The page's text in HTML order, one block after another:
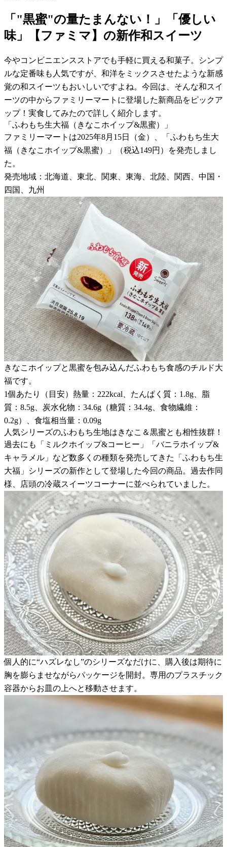
「"黒蜜"の量たまんない！」「優しい
味」【ファミマ】の新作和スイーツ
今やコンビニエンスストアでも手軽に買える和菓子。シンプ
ルな定番味も人気ですが、和洋をミックスさせたような新感
覚の和スイーツもおいしいですよね。今回は、そんな和スイ
ーツの中からファミリーマートに登場した新商品をピックア
ップ！実食してみたので詳しく紹介します。
「ふわもち生大福（きなこホイップ&黒蜜）」
ファミリーマートは2025年8月15日（金）、「ふわもち生大
福（きなこホイップ&黒蜜）」（税込149円）を発売しまし
た。
発売地域：北海道、東北、関東、東海、北陸、関西、中国・
四国、九州
きなこホイップと黒蜜を包み込んだふわもち食感のチルド大
福です。
1個あたり（目安）熱量：222kcal、たんぱく質：1.8g、脂
質：8.5g、炭水化物：34.6g（糖質：34.4g、食物繊維：
0.2g）、食塩相当量：0.09g
人気シリーズのふわもち生地はきなこ＆黒蜜とも相性抜群！
過去にも「ミルクホイップ&コーヒー」「バニラホイップ&
キャラメル」など数多くの種類を発売してきた「ふわもち生
大福」シリーズの新作として登場した今回の商品。過去作同
様、店頭の冷蔵スイーツコーナーに並べられていました。
個人的に“ハズレなし”のシリーズなだけに、購入後は期待に
胸を膨らませながらパッケージを開封。専用のプラスチック
容器からお皿の上へと移動させます。